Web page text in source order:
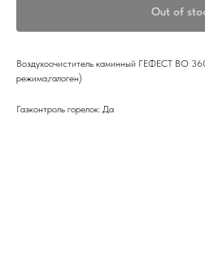
Out of
Воздухоочиститель каминный ГЕФЕСТ ВО
режима,галоген)
Газконтроль горелок: Да